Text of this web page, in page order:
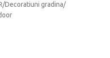
/Decoratiuni gradina/